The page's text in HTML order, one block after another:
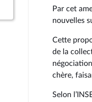
Par cet
nouvelles
Cette
de la
chère,
Selon